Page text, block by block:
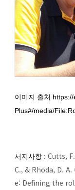
이미지 출처
Plus#/media/
서지사항 : Cutts,
C., & Rhoda, D.
e: Defining the